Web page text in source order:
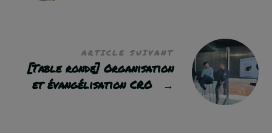
ARTICLE SUIVANT
[Table ronde] Organisation
et évangélisation CRO
→